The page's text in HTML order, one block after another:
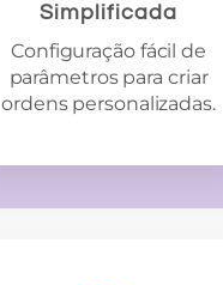
Simplificada
Configuração fácil de
parâmetros para criar
ordens personalizadas.